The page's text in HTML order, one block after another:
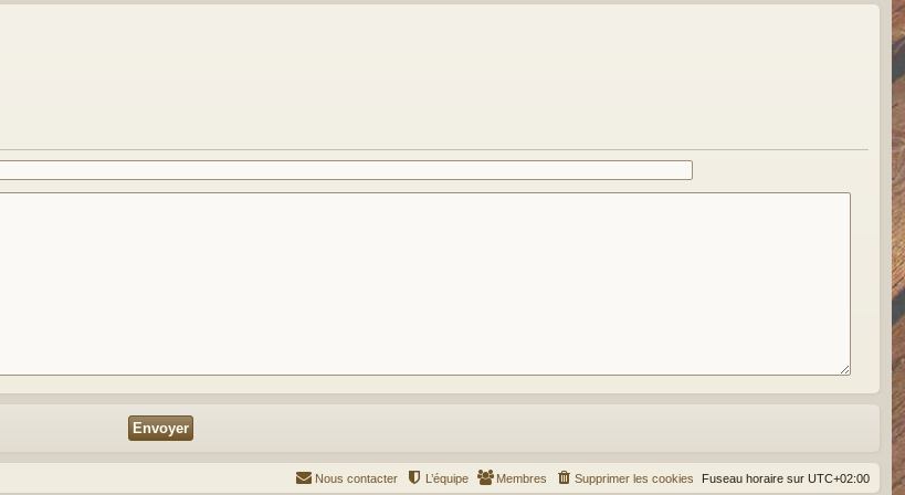
Fuseau horaire sur UTC+02:00
Supprimer les cookies
Membres
L’équipe
Nous contacter